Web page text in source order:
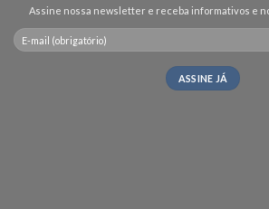
Assine nossa newsletter e receba informativos e